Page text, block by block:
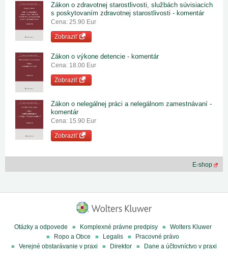
Zákon o zdravotnej starostlivosti, službách súvisiacich
s poskytovaním zdravotnej starostlivosti - komentár
Cena: 25.90 Eur
Zobraziť
Zákon o výkone detencie - komentár
Cena: 18.00 Eur
Zobraziť
Zákon o nelegálnej práci a nelegálnom zamestnávaní -
komentár
Cena: 15.90 Eur
Zobraziť
E-shop
Otázky a odpovede Komplexné právne predpisy
Wolters Kluwer
Ropo a Obce
Legalis
Pracovné právo
Verejné obstarávanie v praxi
Direktor Dane a účtovníctvo v praxi